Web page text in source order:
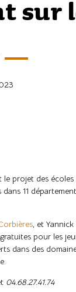
sur
projet des écoles
11
, et
pour les
dans des
04.68.27.41.74